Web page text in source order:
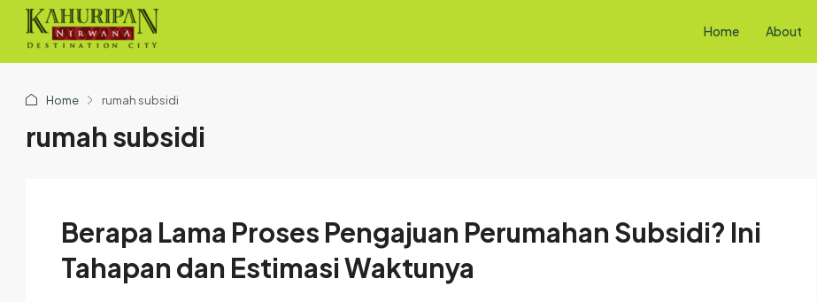
Home About
Home rumah subsidi
rumah subsidi
Berapa Lama Proses Pengajuan Perumahan Subsidi? Ini
Tahapan dan Estimasi Waktunya